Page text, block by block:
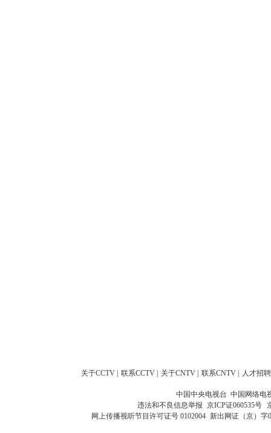
关于CCTV 联系CCTV 关于CNTV 联系CNTV 人才招聘
中国中央电视台 中国网络电
违法和不良信息举报 京ICP证060535号
网上传播视听节目许可证号 0102004 新出网证（京）